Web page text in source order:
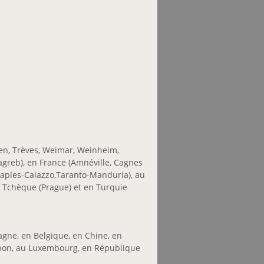
Trèves, Weimar, Weinheim,
en France (Amnéville, Cagnes
Caiazzo,Taranto-Manduria), au
(Prague) et en Turquie
en Belgique, en Chine, en
au Luxembourg, en République